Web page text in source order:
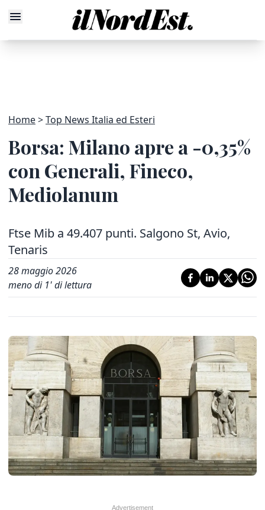
Home Top News Italia ed Esteri
Borsa: Milano apre a -0,35%
con Generali, Fineco,
Mediolanum
Ftse Mib a 49.407 punti. Salgono St, Avio,
Tenaris
28 maggio 2026
meno di 1' di lettura